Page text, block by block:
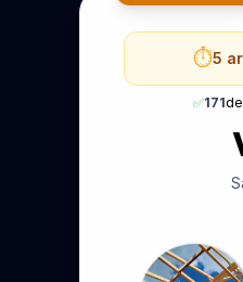
⏱️5
✅171